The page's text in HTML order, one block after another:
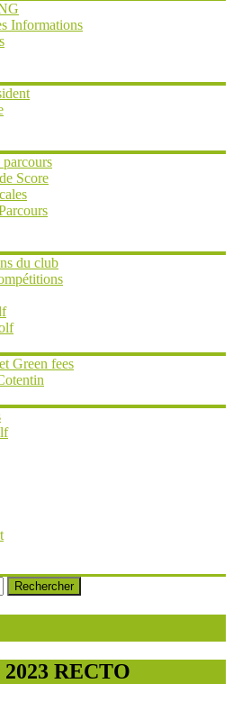
Informations
Score
du club
Green fees
Rechercher
RECTO